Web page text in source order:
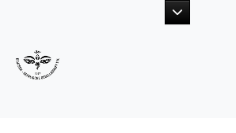
Unsere Ziele
Neuigkeiten